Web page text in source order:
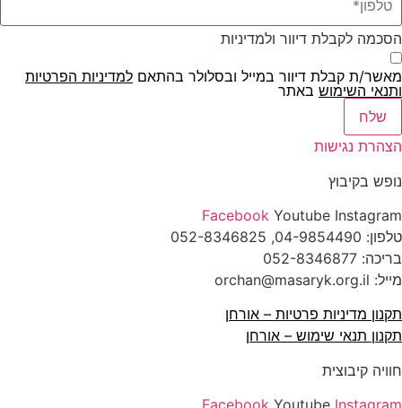
הסכמה לקבלת דיוור ולמדיניות
מאשר/ת קבלת דיוור במייל ובסלולר בהתאם למדיניות הפרטיות
ותנאי השימוש באתר
שלח
הצהרת נגישות
נופש בקיבוץ
Facebook Youtube Instagram
טלפון: 04-9854490
, 052-8346825
בריכה: 052-8346877
מייל: orchan@masaryk.org.il
תקנון מדיניות פרטיות – אורחן
תקנון תנאי שימוש – אורחן
חוויה קיבוצית